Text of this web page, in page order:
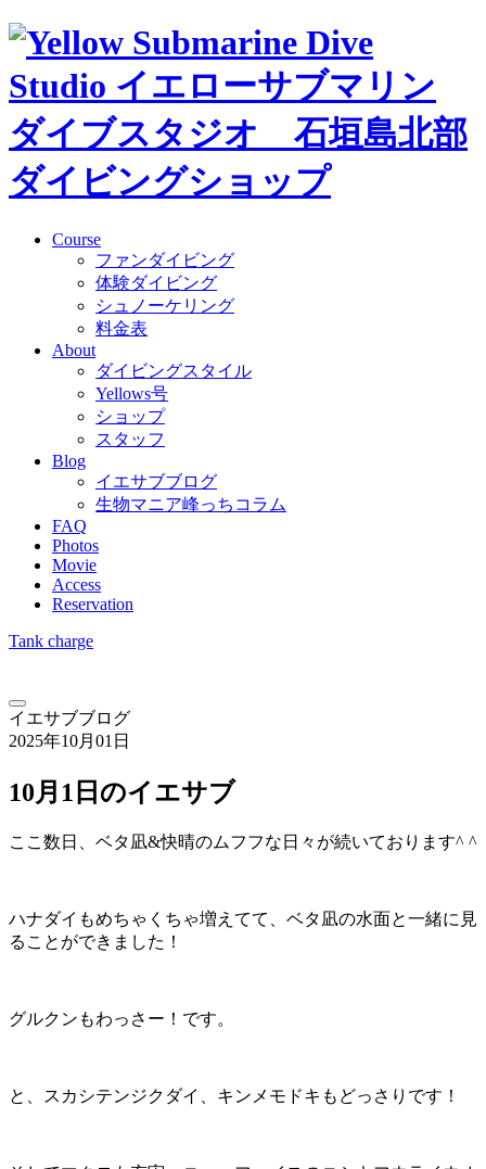
Course
ファンダイビング
体験ダイビング
シュノーケリング
料金表
About
ダイビングスタイル
Yellows号
ショップ
スタッフ
Blog
イエサブブログ
生物マニア峰っちコラム
FAQ
Photos
Movie
Access
Reservation
Tank charge
イエサブブログ
2025年10月01日
10月1日のイエサブ
ここ数日、ベタ凪&快晴のムフフな日々が続いております^ ^
ハナダイもめちゃくちゃ増えてて、ベタ凪の水面と一緒に見
ることができました！
グルクンもわっさー！です。
と、スカシテンジクダイ、キンメモドキもどっさりです！